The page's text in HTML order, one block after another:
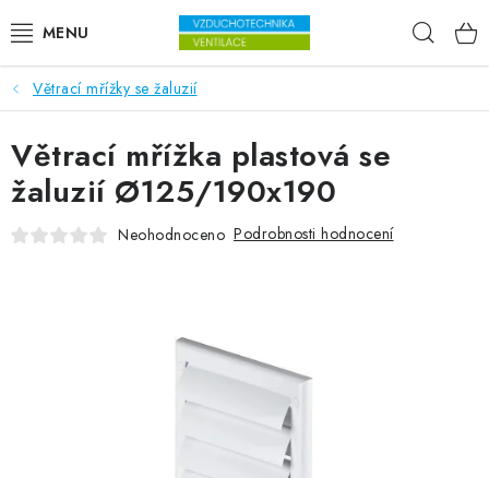
VENTILÁTORY
VZDUCHOTECHNIKA
REKUPERACE
Větrací mřížky se žaluzií
Větrací mřížka plastová se
žaluzií Ø125/190x190
Neohodnoceno Podrobnosti hodnocení